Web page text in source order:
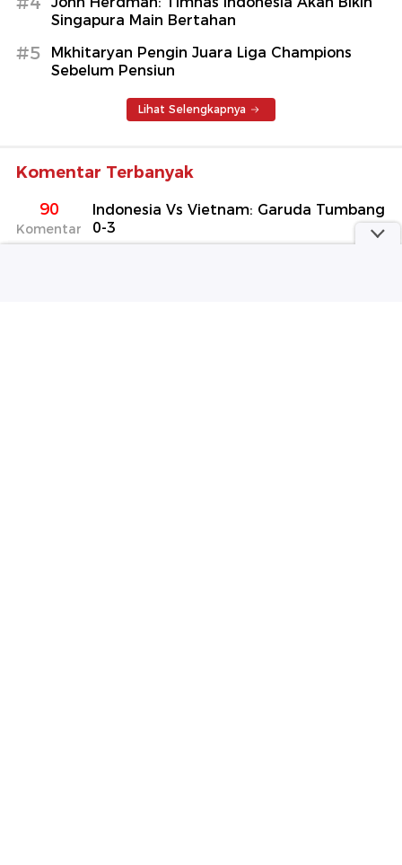
Singapura Main Bertahan
#5
Mkhitaryan Pengin Juara Liga Champions
Sebelum Pensiun
Lihat Selengkapnya
Komentar Terbanyak
90
Komentar
Indonesia Vs Vietnam: Garuda Tumbang
0-3